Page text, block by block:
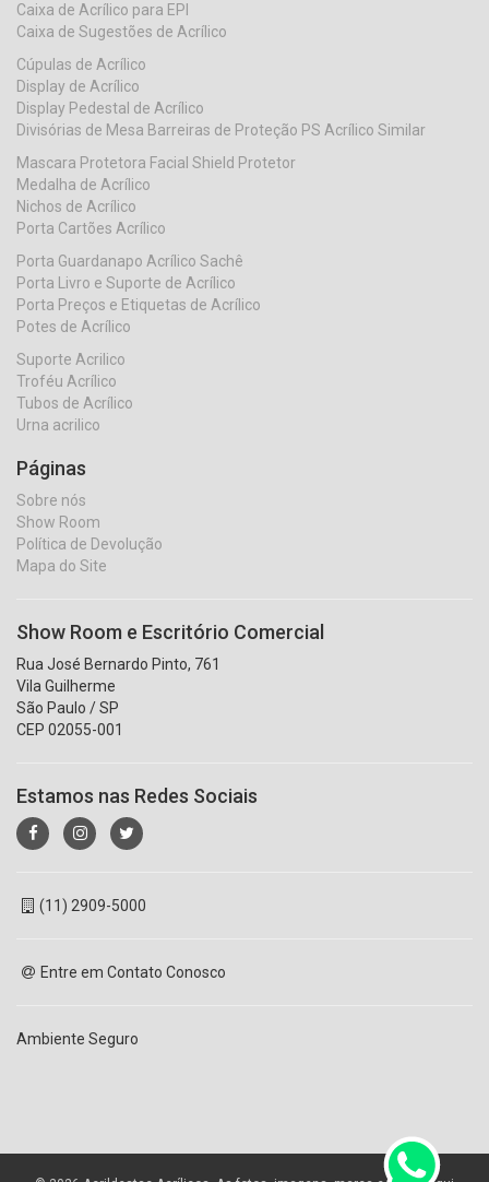
Caixa de Acrílico para EPI
Caixa de Sugestões de Acrílico
Cúpulas de Acrílico
Display de Acrílico
Display Pedestal de Acrílico
Divisórias de Mesa Barreiras de Proteção PS Acrílico Similar
Mascara Protetora Facial Shield Protetor
Medalha de Acrílico
Nichos de Acrílico
Porta Cartões Acrílico
Porta Guardanapo Acrílico Sachê
Porta Livro e Suporte de Acrílico
Porta Preços e Etiquetas de Acrílico
Potes de Acrílico
Suporte Acrilico
Troféu Acrílico
Tubos de Acrílico
Urna acrilico
Páginas
Sobre nós
Show Room
Política de Devolução
Mapa do Site
Show Room e Escritório Comercial
Rua José Bernardo Pinto, 761
Vila Guilherme
São Paulo / SP
CEP 02055-001
Estamos nas Redes Sociais
(11) 2909-5000
Entre em Contato Conosco
Ambiente Seguro